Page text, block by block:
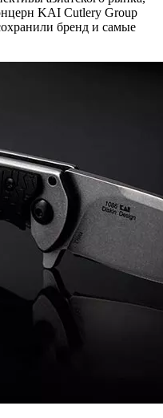
KAI Cutlery Group
бренд и самые